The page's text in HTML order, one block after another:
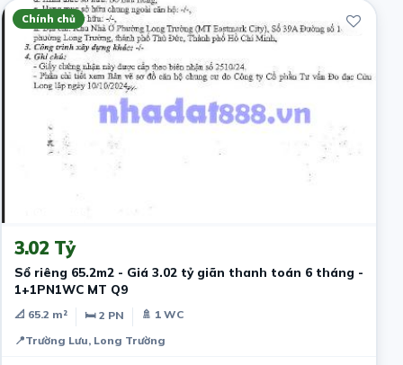
Chính chủ
3.02 Tỷ
Sổ riêng 65.2m2 - Giá 3.02 tỷ giãn thanh toán 6 tháng -
1+1PN1WC MT Q9
📐 65.2 m² 🛏 2 PN
🚿 1 WC
📍Trường Lưu, Long Trường